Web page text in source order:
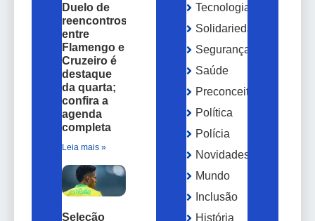
Duelo de
reencontros
entre
Flamengo e
Cruzeiro é
destaque
da quarta;
confira a
agenda
completa
Leia mais »
Seleção
Tecnologia
Solidariedade
Segurança
Saúde
Preconceito
Política
Polícia
Novidades
Mundo
Inclusão
História